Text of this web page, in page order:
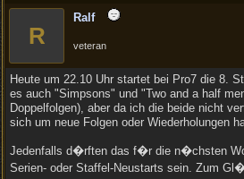
R
Ralf
veteran
Heute um 22.10 Uhr startet bei Pro7 die 8.
es auch "Simpsons" und "Two and a half
Doppelfolgen), aber da ich die beide nicht
sich um neue Folgen oder Wiederholungen
Jedenfalls d�rften das f�r die n�chsten
Serien- oder Staffel-Neustarts sein. Zum